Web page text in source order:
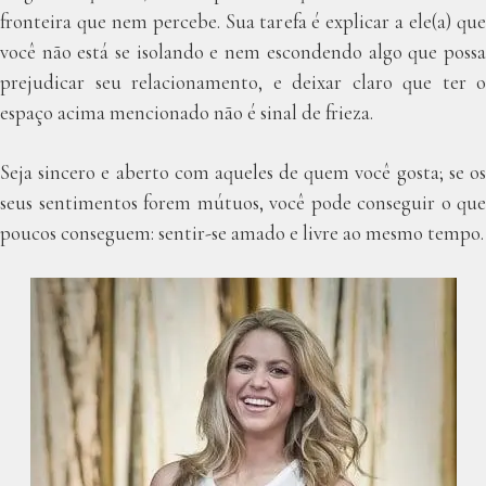
fronteira que nem percebe. Sua tarefa é explicar a ele(a) que
você não está se isolando e nem escondendo algo que possa
prejudicar seu relacionamento, e deixar claro que ter o
espaço acima mencionado não é sinal de frieza.
Seja sincero e aberto com aqueles de quem você gosta; se os
seus sentimentos forem mútuos, você pode conseguir o que
poucos conseguem: sentir-se amado e livre ao mesmo tempo.